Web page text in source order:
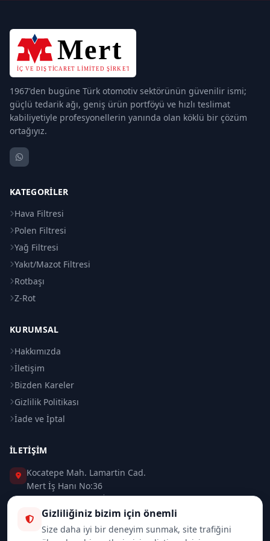
1967'den bugüne Türk otomotiv sektörünün güvenilir ismi;
güçlü tedarik ağı, geniş ürün portföyü ve hızlı teslimat
kabiliyetiyle profesyonellerin yanında olan köklü bir çözüm
ortağıyız.
KATEGORILER
Hava Filtresi
Polen Filtresi
Yağ Filtresi
Yakıt/Mazot Filtresi
Rotbaşı
Z-Rot
KURUMSAL
Hakkımızda
İletişim
Bizden Kareler
Gizlilik Politikası
İade ve İptal
İLETIŞIM
Kocatepe Mah. Lamartin Cad.
Mert İş Hanı No:36
Taksim / Beyoğlu / İSTANBUL
0 (212) 235 37 83
Gizliliğiniz bizim için önemli
Size daha iyi bir deneyim sunmak, site trafiğini